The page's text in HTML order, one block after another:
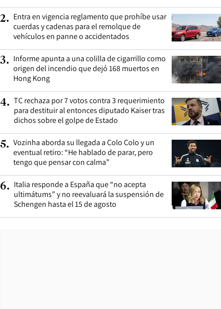
2. Entra en vigencia reglamento que prohíbe usar
cuerdas y cadenas para el remolque de
vehículos en panne o accidentados
3. Informe apunta a una colilla de cigarrillo como
origen del incendio que dejó 168 muertos en
Hong Kong
4. TC rechaza por 7 votos contra 3 requerimiento
para destituir al entonces diputado Kaiser tras
dichos sobre el golpe de Estado
5. Vozinha aborda su llegada a Colo Colo y un
eventual retiro: “He hablado de parar, pero
tengo que pensar con calma”
6. Italia responde a España que “no acepta
ultimátums” y no reevaluará la suspensión de
Schengen hasta el 15 de agosto